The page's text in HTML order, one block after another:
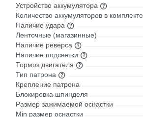
Устройство аккумулятора
Количество аккумуляторов в комплекте
Наличие удара
Ленточные (магазинные)
Наличие реверса
Наличие подсветки
Тормоз двигателя
Тип патрона
Крепление патрона
Блокировка шпинделя
Размер зажимаемой оснастки
Min размер оснастки